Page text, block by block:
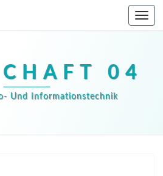
04
Und Informationstechnik